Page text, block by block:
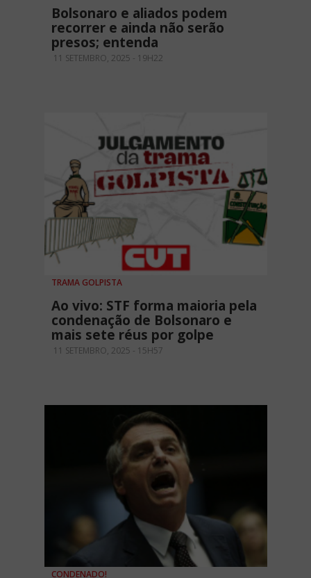
Bolsonaro e aliados podem
recorrer e ainda não serão
presos; entenda
11 SETEMBRO, 2025 - 19H22
TRAMA GOLPISTA
Ao vivo: STF forma maioria pela
condenação de Bolsonaro e
mais sete réus por golpe
11 SETEMBRO, 2025 - 15H57
CONDENADO!